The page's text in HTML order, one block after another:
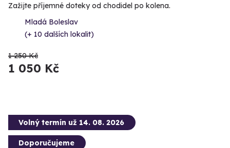
Zažijte příjemné doteky od chodidel po kolena.
Mladá Boleslav
(+ 10 dalších lokalit)
1 250 Kč
1 050 Kč
Volný termín už 14. 08. 2026
Doporučujeme